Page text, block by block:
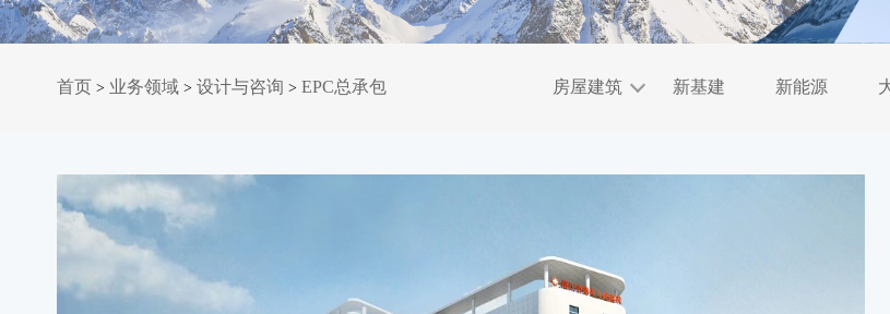
首页 > 业务领域 > 设计与咨询 > EPC总承包 房屋建筑 新基建 新能源